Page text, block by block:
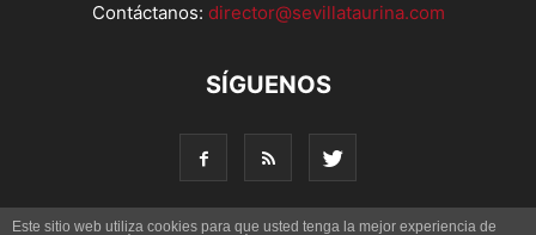
Contáctanos: director@sevillataurina.com
SÍGUENOS
Este sitio web utiliza cookies para que usted tenga la mejor experiencia de